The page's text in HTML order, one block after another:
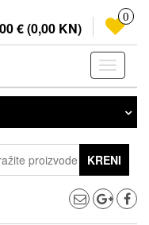
€ (0,00 KN)
0
KRENI